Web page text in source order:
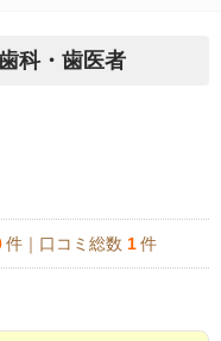
科・歯医者
件｜口コミ総数 1 件